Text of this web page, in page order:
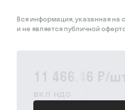
11 466,46 ₽/
вкл ндс
Вся информация, указанная на
и не является публичной